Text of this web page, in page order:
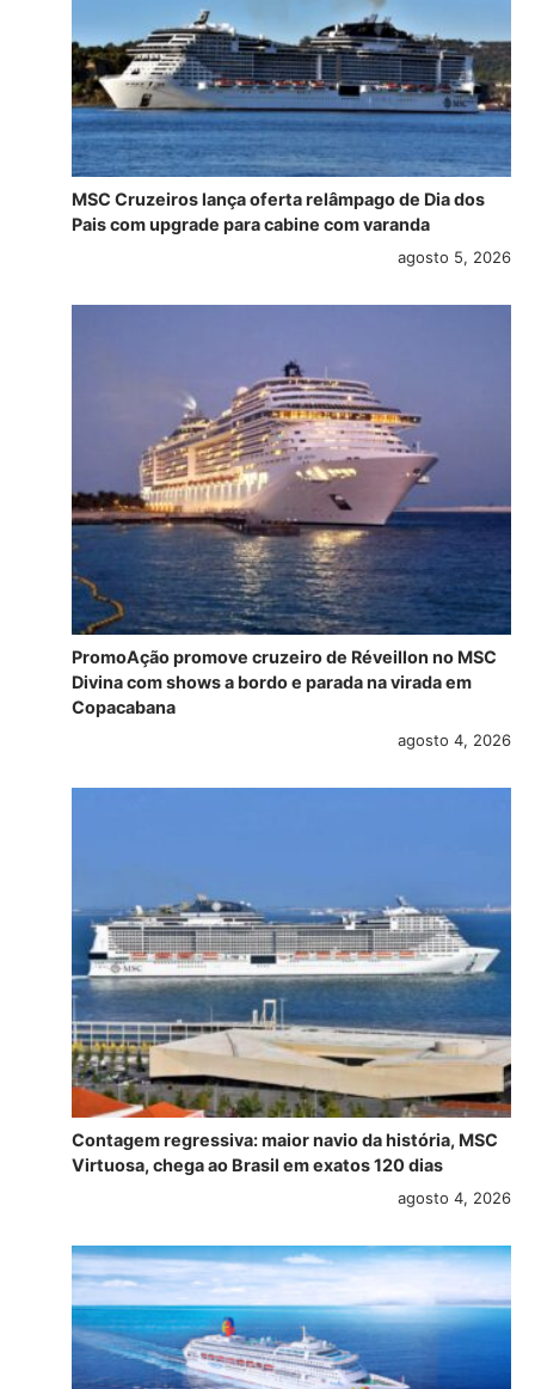
MSC Cruzeiros lança oferta relâmpago de Dia dos
Pais com upgrade para cabine com varanda
agosto 5, 2026
PromoAção promove cruzeiro de Réveillon no MSC
Divina com shows a bordo e parada na virada em
Copacabana
agosto 4, 2026
Contagem regressiva: maior navio da história, MSC
Virtuosa, chega ao Brasil em exatos 120 dias
agosto 4, 2026